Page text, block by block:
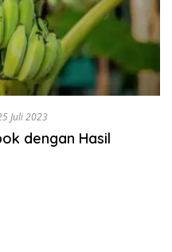
Juli 2023
dengan Hasil